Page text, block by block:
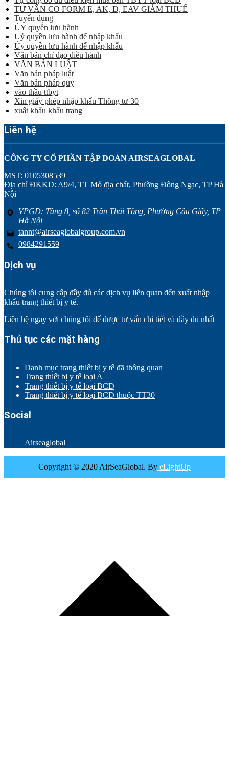
TƯ VẤN CO FORM E, AK, D, EAV GIẢM THUẾ
Tuyển dụng
ỦY quyền lưu hành
Uỷ quyền lưu hành để nhập khẩu
Ủy quyền lưu hành để nhập khẩu
Văn bản chỉ đạo điều hành
VĂN BẢN LUẬT
Văn bản pháp luật
Văn bản pháp quy
vào thầu ttbyt
Xin giấy phép nhập khẩu Thông tư 30
xuất khẩu khẩu trang
Liên hệ
CÔNG TY CỔ PHẦN TẬP ĐOÀN AIRSEAGLOBAL
MST: 0105308539
Địa chỉ ĐKKD: A9/4, TT Mỏ địa chất, Phường Đông Ngạc, TP Hà
Nội
VPGD: Tầng 8, số 82 Trần Thái Tông, Phường Cầu Giấy, TP
Hà Nội
tannt@airseaglobalgroup.com.vn
0984291559
Dịch vụ
Chúng tôi cung cấp đầy đủ các dịch vụ liên quan đến xuất nhập
khẩu trang thiết bị y tế.
Liên hệ ngay với chúng tôi để được tư vấn chi tiết và đầy đủ nhất
Thủ tục các mặt hàng
Danh mục trang thiết bị y tế đã thông quan
Trang thiết bị y tế loại A
Trang thiết bị y tế loại BCD
Trang thiết bị y tế loại BCD thuộc TT30
Social
Airseaglobal
Copyright © 2020 AirSeaGlobal. By eLightUp